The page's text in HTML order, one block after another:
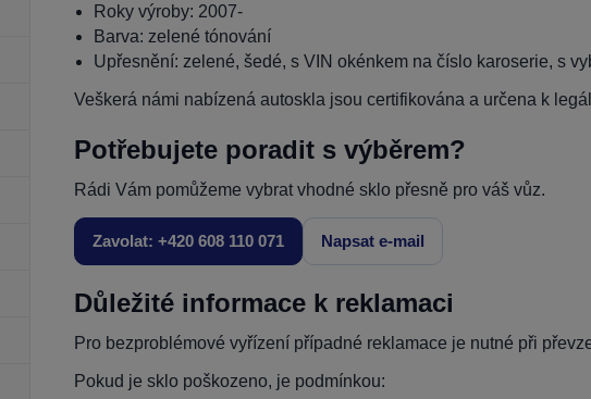
Roky výroby: 2007-
Barva: zelené tónování
Upřesnění: zelené, šedé, s VIN okénkem na číslo karoserie, s
Veškerá námi nabízená autoskla jsou certifikována a určena k
Potřebujete poradit s výběrem?
Rádi Vám pomůžeme vybrat vhodné sklo přesně pro váš vůz.
Zavolat: +420 608 110 071 Napsat e-mail
Důležité informace k reklamaci
Pro bezproblémové vyřízení případné reklamace je nutné při
Pokud je sklo poškozeno, je podmínkou: